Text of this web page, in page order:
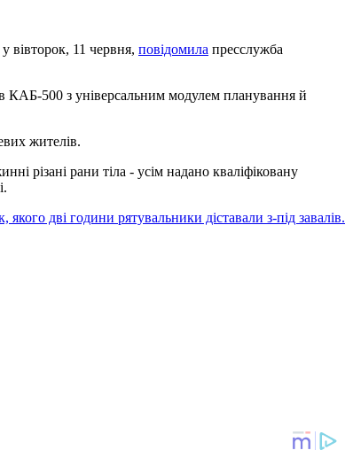
вівторок, 11 червня, повідомила пресслужба
КАБ-500 з універсальним модулем планування й
жителів.
різані рани тіла - усім надано кваліфіковану
якого дві години рятувальники діставали з-під завалів.